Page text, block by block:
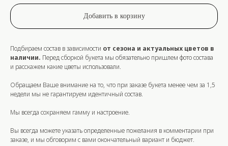
Добавить в корзину
Подбираем состав в зависимости от сезона и актуальных цветов в
наличии. Перед сборкой букета мы обязательно пришлем фото состава
и расскажем какие цветы использовали.
Обращаем Ваше внимание на то, что при заказе букета менее чем за 1,5
недели мы не гарантируем идентичный состав.
Мы всегда сохраняем гамму и настроение.
Вы всегда можете указать определенные пожелания в комментарии при
заказе, и мы обговорим с вами окончательный вариант и бюджет.